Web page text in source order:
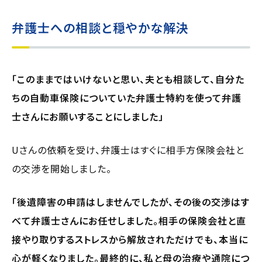
弁護士への相談と穏やかな解決
「このままではいけないと思い、夫とも相談して、自分た
ちの自動車保険についていた弁護士特約を使って弁護
士さんにお願いすることにしました」
Uさんの依頼を受け、弁護士はすぐに相手方保険会社と
の交渉を開始しました。
「後遺障害の申請はしませんでしたが、その後の交渉はす
べて弁護士さんにお任せしました。相手の保険会社と直
接やり取りするストレスから解放されただけでも、本当に
心が軽くなりました。最終的に、私と母の治療や通院につ